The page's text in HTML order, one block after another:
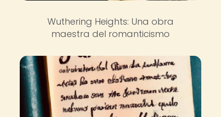
Wuthering Heights: Una obra
maestra del romanticismo